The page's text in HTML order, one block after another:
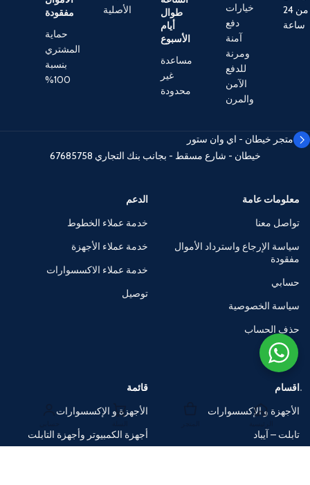
من 24
ساعة
خيارات
دفع
آمنة
ومرنة
للدفع
الآمن
والمرن
طوال
أيام
الأسبوع
مساعدة
غير
محدودة
الأصلية
مفقودة
حماية
المشتري
بنسبة
100%
متجر خيطان - اي وان ستور
خيطان - شارع مسقط - بجانب بنك التجاري 67685758
معلومات عامة
تواصل معنا
سياسة الإرجاع واسترداد الأموال
مفقودة
حسابي
سياسة الخصوصية
حذف الحساب
الدعم
خدمة عملاء الخطوط
خدمة عملاء الأجهزة
خدمة عملاء الاكسسوارات
توصيل
اقسام
الأجهزة و الإكسسوارات
تابلت – آيباد
قائمة
الأجهزة و الإكسسوارات
أجهزة الكمبيوتر وأجهزة التابلت